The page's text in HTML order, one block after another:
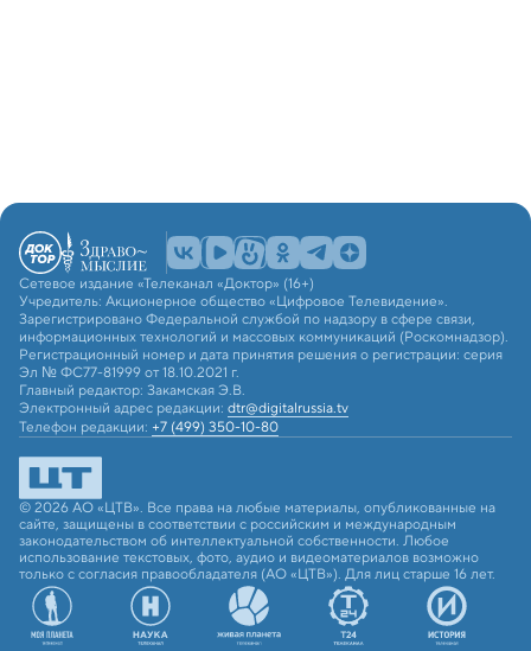
Сетевое издание «Телеканал «Доктор» (16+)
Учредитель: Акционерное общество «Цифровое Телевидение».
Зарегистрировано Федеральной службой по надзору в сфере связи,
информационных технологий и массовых коммуникаций (Роскомнадзор).
Регистрационный номер и дата принятия решения о регистрации: серия
Эл № ФС77-81999 от 18.10.2021 г.
Главный редактор: Закамская Э.В.
Электронный адрес редакции: dtr@digitalrussia.tv
Телефон редакции: +7 (499) 350-10-80
© 2026 АО «ЦТВ». Все права на любые материалы, опубликованные на
сайте, защищены в соответствии с российским и международным
законодательством об интеллектуальной собственности. Любое
использование текстовых, фото, аудио и видеоматериалов возможно
только с согласия правообладателя (АО «ЦТВ»). Для лиц старше 16 лет.